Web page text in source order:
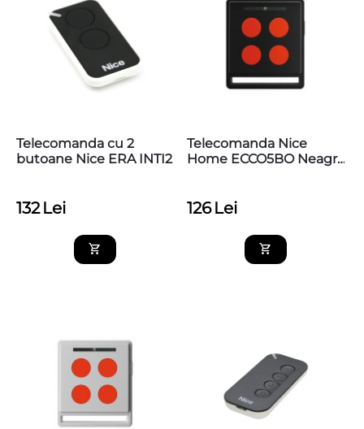
Telecomanda cu 2
butoane Nice ERA INTI2
132 Lei
Telecomanda Nice
Home ECCO5BO Neagra
126 Lei